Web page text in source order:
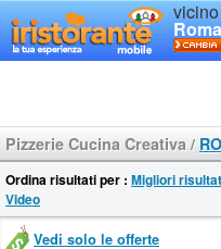
Roma
Pizzerie Cucina Creativa /
Ordina risultati per : Migliori
Video
Vedi solo le offerte